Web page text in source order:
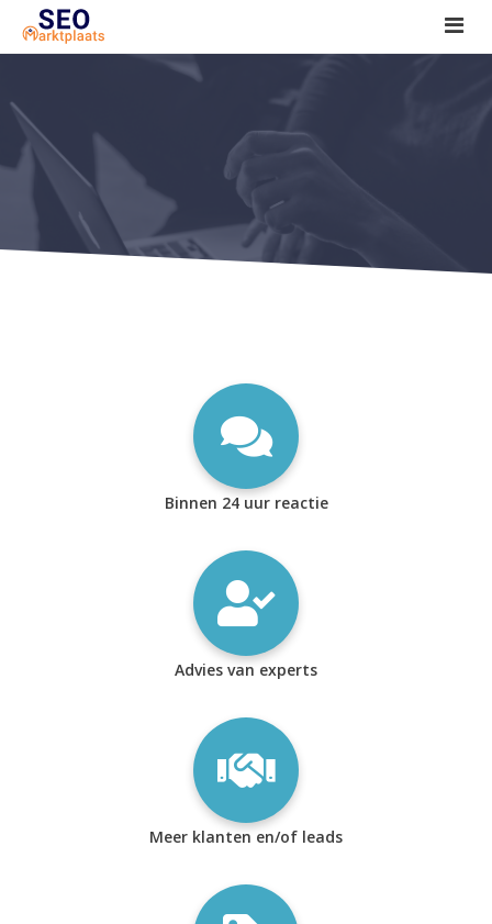
SEO tools reviews
Marketeer bij jou in de buurt?
Offerte
1. Seo voor beginners +
2. Onderzoeken +
Binnen 24 uur reactie
Advies van experts
Meer klanten en/of leads